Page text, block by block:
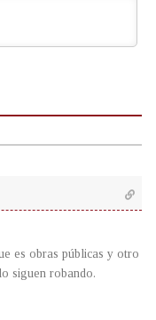
es obras públicas y otro
siguen robando.